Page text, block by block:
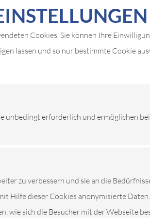
IN
Cookies. Sie können Ihre
lassen und so nur bestimmte Cookie
unbedingt erforderlich und ermöglichen
zu verbessern und sie an die
Hilfe dieser Cookies anonymisierte
wie sich die Besucher mit der Webseite